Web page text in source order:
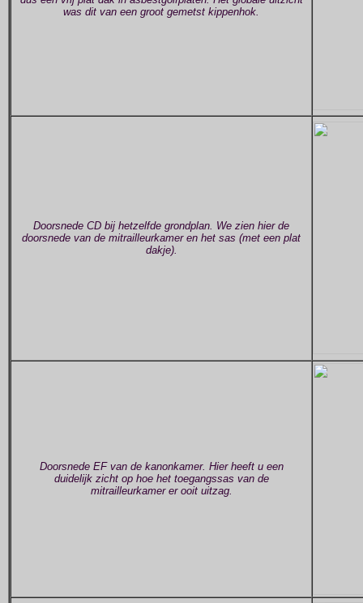
was dit van een groot gemetst kippenhok.
Doorsnede CD bij hetzelfde grondplan. We zien hier de
doorsnede van de mitrailleurkamer en het sas (met een plat
dakje).
Doorsnede EF van de kanonkamer. Hier heeft u een
duidelijk zicht op hoe het toegangssas van de
mitrailleurkamer er ooit uitzag.